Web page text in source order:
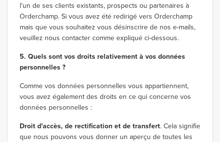
l'un de ses clients existants, prospects ou partenaires à
Orderchamp. Si vous avez été redirigé vers Orderchamp
mais que vous souhaitez vous désinscrire de nos e-mails,
veuillez nous contacter comme expliqué ci-dessous.
5. Quels sont vos droits relativement à vos données
personnelles ?
Comme vos données personnelles vous appartiennent,
vous avez également des droits en ce qui concerne vos
données personnelles :
Droit d'accès, de rectification et de transfert. Cela signifie
que nous pouvons vous donner un aperçu de toutes les